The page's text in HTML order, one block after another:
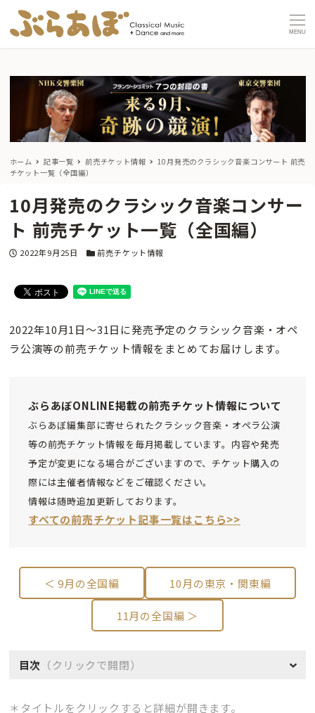
MENU
ホーム 記事一覧 前売チケット情報
10月発売のクラシック音楽コンサート 前売
チケット一覧（全国編）
10月発売のクラシック音楽コンサー
ト 前売チケット一覧（全国編）
投稿日
2022年9月25日 カテゴリー
前売チケット情報
2022年10月1日～31日に発売予定のクラシック音楽・オペ
ラ公演等の前売チケット情報をまとめてお届けします。
ぶらあぼONLINE掲載の前売チケット情報について
ぶらあぼ編集部に寄せられたクラシック音楽・オペラ公演
等の前売チケット情報を毎月掲載しています。内容や発売
予定が変更になる場合がございますので、チケット購入の
際には主催者情報などをご確認ください。
情報は随時追加更新しております。
すべての前売チケット記事一覧はこちら>>
＜ 9月の全国編 10月の東京・関東編
11月の全国編 ＞
目次 （クリックで開閉）
＊タイトルをクリックすると詳細が開きます。